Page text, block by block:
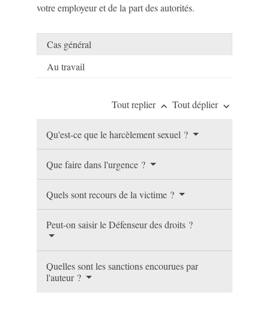
votre employeur et de la part des autorités.
Cas général
Au travail
Tout replier keyboard_arrow_up Tout déplier keyboard_arrow_down
Qu'est-ce que le harcèlement sexuel ?
Que faire dans l'urgence ?
Quels sont recours de la victime ?
Peut-on saisir le Défenseur des droits ?
Quelles sont les sanctions encourues par
l'auteur ?